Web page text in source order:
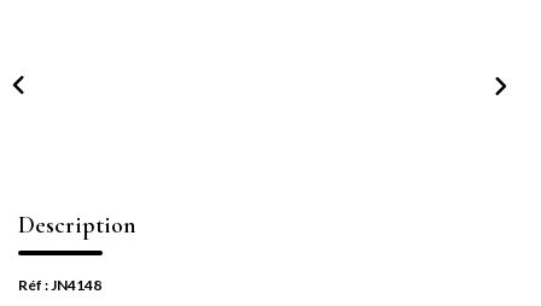
Description
Réf : JN4148